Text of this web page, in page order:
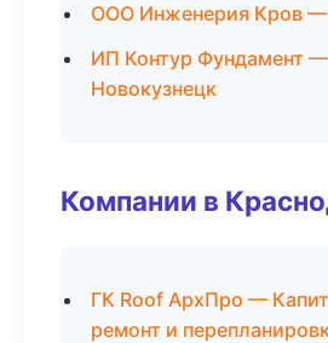
ООО Инженерия Кров
ИП Контур Фундамент —
Новокузнецк
Компании в
ГК Roof АрхПро —
ремонт и